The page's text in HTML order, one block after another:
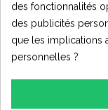
Ajouter
panier
des fonctionnalités
des publicités
que les implications
personnelles ?